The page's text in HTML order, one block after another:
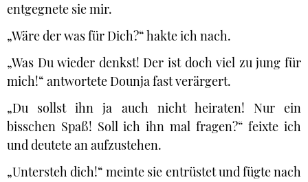
entgegnete sie mir.
„Wäre der was für Dich?“ hakte ich nach.
„Was Du wieder denkst! Der ist doch viel zu jung für
mich!“ antwortete Dounja fast verärgert.
„Du sollst ihn ja auch nicht heiraten! Nur ein
bisschen Spaß! Soll ich ihn mal fragen?“ feixte ich
und deutete an aufzustehen.
„Untersteh dich!“ meinte sie entrüstet und fügte nach